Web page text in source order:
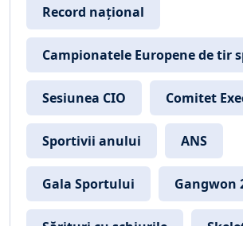
Record național
Campionatele Europene de tir
Sesiunea CIO Comitet
Sportivii anului ANS
Gala Sportului Gangwon